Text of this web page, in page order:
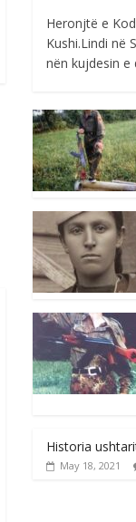
Heronjtë e
Kushi.Lindi në
nën kujdesin
Historia
May 18, 2021